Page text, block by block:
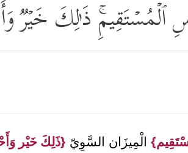
ٱلۡمُسۡتَقِیمِۚ ذَ ٰ⁠لِكَ خَیۡرࣱ
الْمِيزَان السَّوِيّ {ذَلِكَ خَيْر